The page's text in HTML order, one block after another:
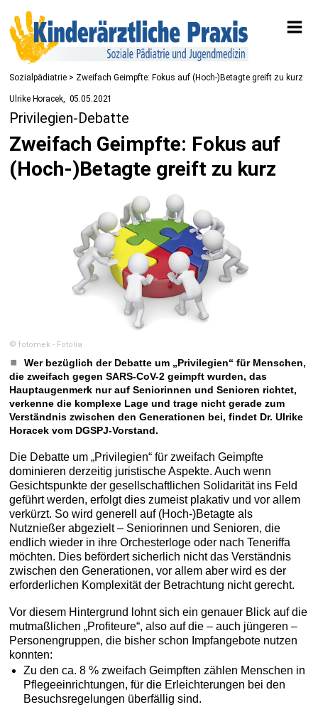
Sozialpädiatrie > Zweifach Geimpfte: Fokus auf (Hoch-)Betagte greift zu kurz
Ulrike Horacek 05.05.2021
Privilegien-Debatte
Zweifach Geimpfte: Fokus auf
(Hoch-)Betagte greift zu kurz
© fotomek - Fotolia
Wer bezüglich der Debatte um „Privilegien“ für Menschen,
die zweifach gegen SARS-CoV-2 geimpft wurden, das
Hauptaugenmerk nur auf Seniorinnen und Senioren richtet,
verkenne die komplexe Lage und trage nicht gerade zum
Verständnis zwischen den Generationen bei, findet Dr. Ulrike
Horacek vom DGSPJ-Vorstand.
Die Debatte um „Privilegien“ für zweifach Geimpfte
dominieren derzeitig juristische Aspekte. Auch wenn
Gesichtspunkte der gesellschaftlichen Solidarität ins Feld
geführt werden, erfolgt dies zumeist plakativ und vor allem
verkürzt. So wird generell auf (Hoch-)Betagte als
Nutznießer abgezielt – Seniorinnen und Senioren, die
endlich wieder in ihre Orchesterloge oder nach Teneriffa
möchten. Dies befördert sicherlich nicht das Verständnis
zwischen den Generationen, vor allem aber wird es der
erforderlichen Komplexität der Betrachtung nicht gerecht.
Vor diesem Hintergrund lohnt sich ein genauer Blick auf die
mutmaßlichen „Profiteure“, also auf die – auch jüngeren –
Personengruppen, die bisher schon Impfangebote nutzen
konnten:
Zu den ca. 8 % zweifach Geimpften zählen Menschen in
Pflegeeinrichtungen, für die Erleichterungen bei den
Besuchsregelungen überfällig sind.